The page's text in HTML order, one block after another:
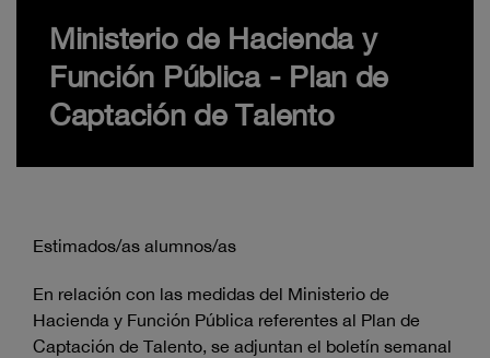
Ministerio de Hacienda y
Función Pública - Plan de
Captación de Talento
Estimados/as alumnos/as
En relación con las medidas del Ministerio de
Hacienda y Función Pública referentes al Plan de
Captación de Talento, se adjuntan el boletín semanal